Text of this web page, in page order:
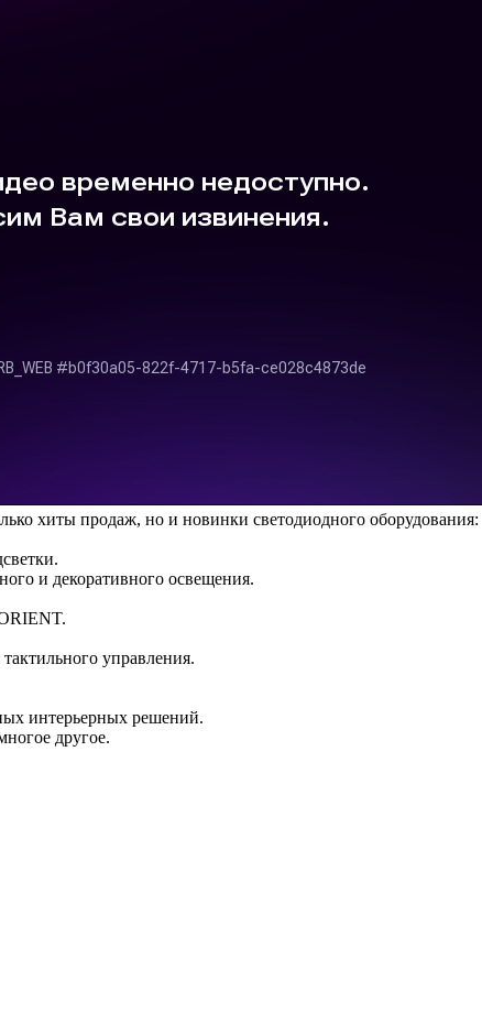
хиты продаж, но и новинки светодиодного оборудования:
и декоративного освещения.
управления.
интерьерных решений.
другое.